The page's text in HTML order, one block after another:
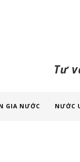
Tư
GIA NƯỚC NƯỚC